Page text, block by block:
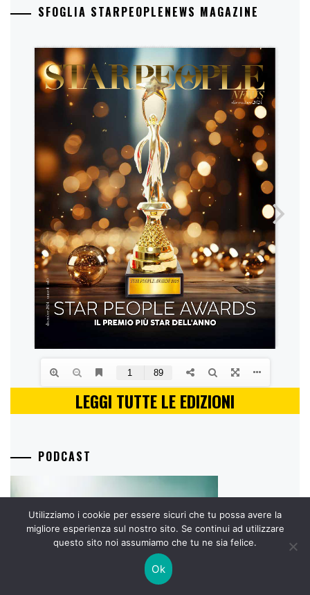
SFOGLIA STARPEOPLENEWS MAGAZINE
LEGGI TUTTE LE EDIZIONI
PODCAST
Utilizziamo i cookie per essere sicuri che tu possa avere la
migliore esperienza sul nostro sito. Se continui ad utilizzare
questo sito noi assumiamo che tu ne sia felice.
Ok